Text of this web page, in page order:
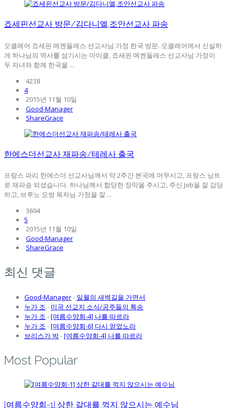
죠세핀선교사 방문/김다니엘,조안선교사 파송
오클레어 죠세핀 메켄들레스 선교사님 가정 한국 방문. 오클레어에서 신실하
게 하나님의 역사를 섬기시는 마이클, 죠세핀 메켄들레스 선교사님 가정이
두 자녀와 함께 한국을 ...
4238
4
2015년 11월 10일
Good-Manager
ShareGrace
한에스더선교사 재파송/테레사 출국
프랑스 파리 한에스더 선교사님께서 약 2주간 본국에 머무시고, 프랑스 낭트
로 재파송 되셨습니다. 하나님께서 합당한 장막을 주시고, 주신 Job을 잘 감당
하고, 브루노 오쌍 목자님 가정을 잘 ...
3694
5
2015년 11월 10일
Good-Manager
ShareGrace
최신 댓글
Good-Manager- 일월의 새벽길을 가면서
누가 조 - 미국 선교지 소식/공주들의 특송
누가 조 -[여름수양회-4] 나를 따르라
누가 조 -[여름수양회-6] 다시 얻었노라
브리스가 박-[여름수양회-4] 나를 따르라
Most Popular
[여름수양회-1] 상한 갈대를 꺽지 않으시는 예수님